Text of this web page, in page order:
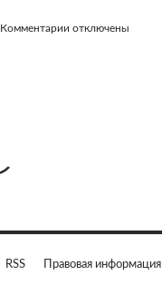
Комментарии отключены
RSS Правовая информация